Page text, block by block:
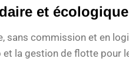
et écologique
commission et en
la gestion de flotte pour